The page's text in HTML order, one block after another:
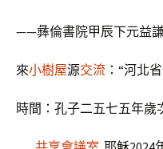
——彝倫書院甲辰下元益
來小樹屋源交流 ：“河北
時間：孔子二五七五年歲